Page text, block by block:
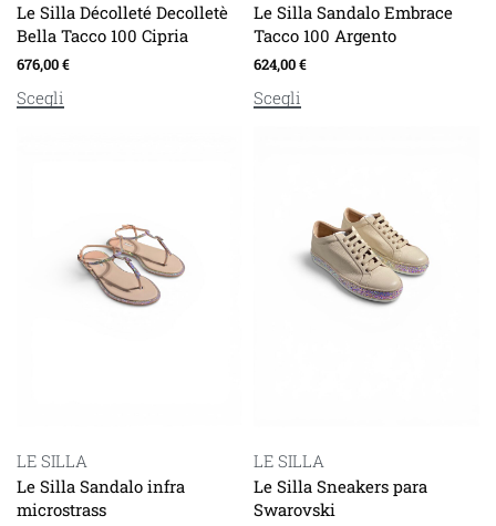
Le Silla Décolleté Decolletè
Bella Tacco 100 Cipria
676,00€
Scegli
Le Silla Sandalo Embrace
Tacco 100 Argento
624,00€
Scegli
LE SILLA
Le Silla Sandalo infra
microstrass
LE SILLA
Le Silla Sneakers para
Swarovski